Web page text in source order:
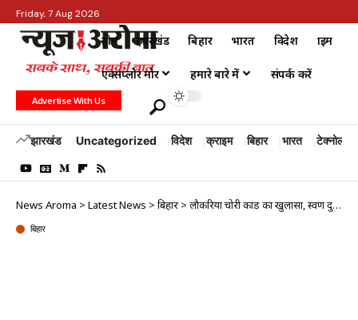
Friday, 7 Aug 2026
होम झारखंड बिहार भारत विदेश क्राइम
एक्सप्लोर मोर हमारे बारे में संपर्क करें
Advertise With Us
झारखंड Uncategorized विदेश क्राइम बिहार भारत टेक्नोलॉजी
News Aroma > Latest News > बिहार > लौकरिया चोरी कांड का खुलासा, स्वर्ण दुकानदार समेत तीन गिरफ्तार; 10 लाख के गहने बरामद
बिहार